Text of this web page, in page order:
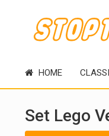
HOME
Set Lego